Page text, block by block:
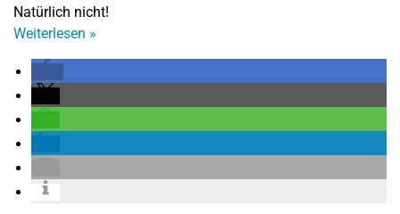
Natürlich nicht!
Weiterlesen »